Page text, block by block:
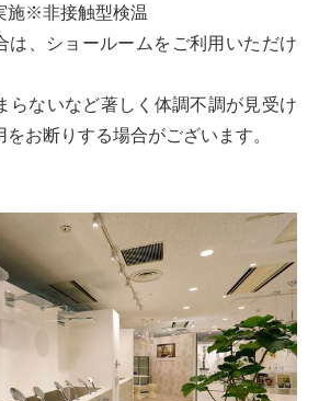
施※非接触型検温
、ショールームをご利用いただけ
らないなど著しく体調不調が見受け
お断りする場合がございます。